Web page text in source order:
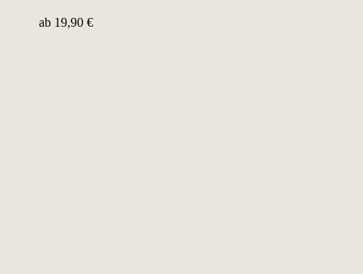
ab 19,90 €